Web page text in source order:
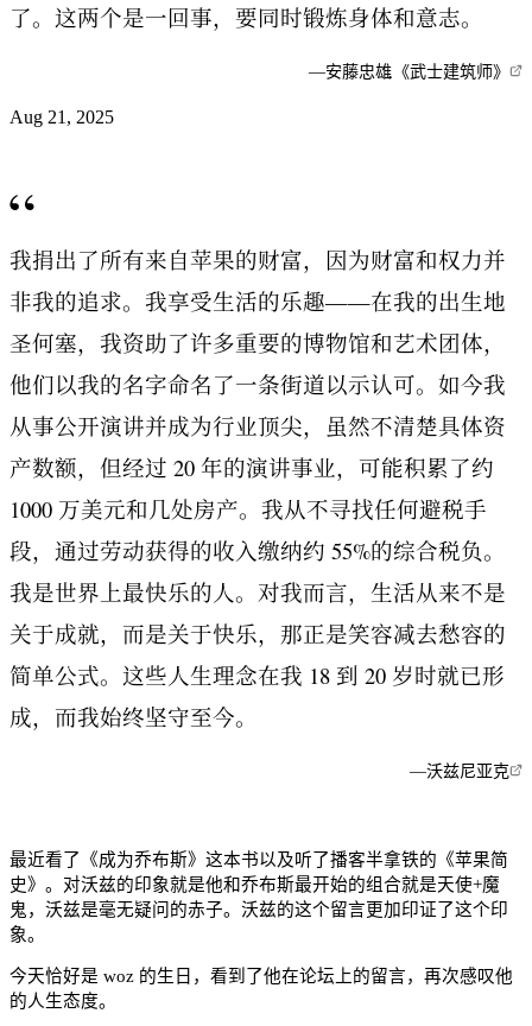
了。这两个是一回事，要同时锻炼身体和意志。
—安藤忠雄, 《武士建筑师》
Aug 21, 2025
“
我捐出了所有来自苹果的财富，因为财富和权力并
非我的追求。我享受生活的乐趣——在我的出生地
圣何塞，我资助了许多重要的博物馆和艺术团体，
他们以我的名字命名了一条街道以示认可。如今我
从事公开演讲并成为行业顶尖，虽然不清楚具体资
产数额，但经过 20 年的演讲事业，可能积累了约
1000 万美元和几处房产。我从不寻找任何避税手
段，通过劳动获得的收入缴纳约 55%的综合税负。
我是世界上最快乐的人。对我而言，生活从来不是
关于成就，而是关于快乐，那正是笑容减去愁容的
简单公式。这些人生理念在我 18 到 20 岁时就已形
成，而我始终坚守至今。
—沃兹尼亚克
最近看了《成为乔布斯》这本书以及听了播客半拿铁的《苹果简
史》。对沃兹的印象就是他和乔布斯最开始的组合就是天使+魔
鬼，沃兹是毫无疑问的赤子。沃兹的这个留言更加印证了这个印
象。
今天恰好是 woz 的生日，看到了他在论坛上的留言，再次感叹他
的人生态度。